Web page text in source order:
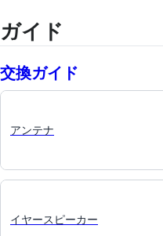
ガイド
交換ガイド
アンテナ
イヤースピーカー